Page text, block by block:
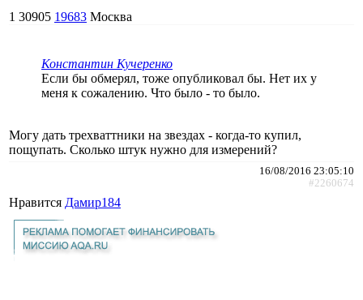
1 30905 19683 Москва
Константин Кучеренко
Если бы обмерял, тоже опубликовал бы. Нет их у
меня к сожалению. Что было - то было.
Могу дать трехваттники на звездах - когда-то купил,
пощупать. Сколько штук нужно для измерений?
16/08/2016 23:05:10
#2260674
Нравится Дамир184